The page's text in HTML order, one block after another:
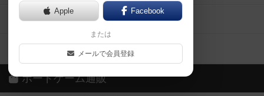
Apple Facebook
または
メールで会員登録
ボードゲーム業界コラム
ボドゲーマご利用案内
ボードゲーム通販